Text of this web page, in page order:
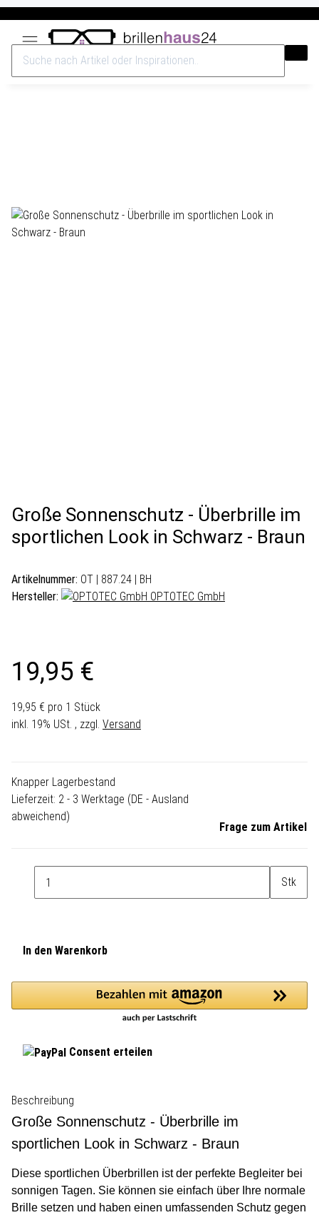
Große Sonnenschutz - Überbrille im
sportlichen Look in Schwarz - Braun
Artikelnummer: OT | 887.24 | BH
Hersteller:
OPTOTEC GmbH
19,95 €
19,95 € pro 1 Stück
inkl. 19% USt. , zzgl. Versand
Knapper Lagerbestand
Lieferzeit: 2 - 3 Werktage (DE - Ausland
abweichend)
Frage zum Artikel
Stk
In den Warenkorb
Consent erteilen
Beschreibung
Große Sonnenschutz - Überbrille im
sportlichen Look in Schwarz - Braun
Diese sportlichen Überbrillen ist der perfekte Begleiter bei
sonnigen Tagen. Sie können sie einfach über Ihre normale
Brille setzen und haben einen umfassenden Schutz gegen